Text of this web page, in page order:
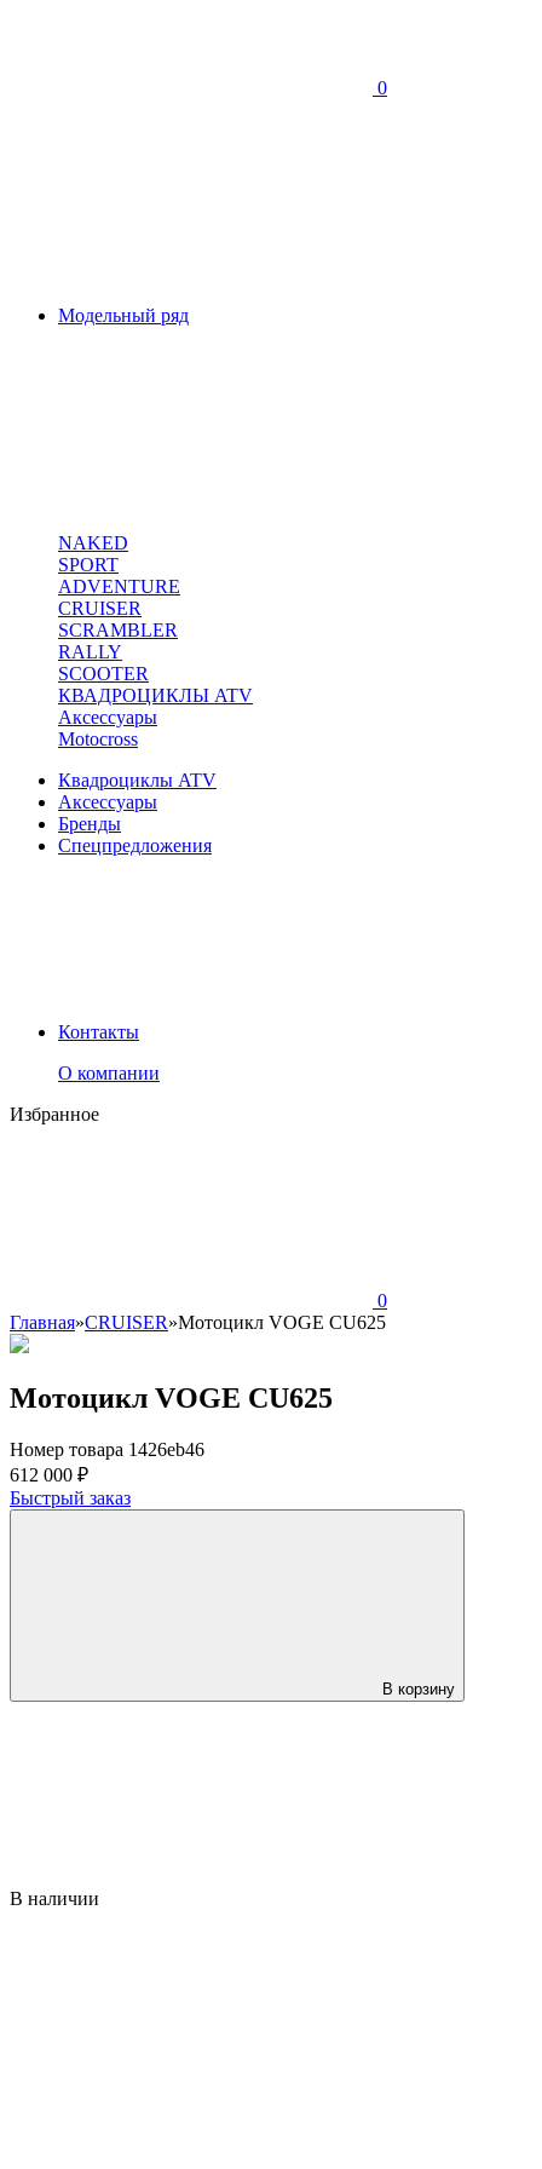
0
Модельный ряд
NAKED
SPORT
ADVENTURE
CRUISER
SCRAMBLER
RALLY
SCOOTER
КВАДРОЦИКЛЫ ATV
Аксессуары
Motocross
Квадроциклы ATV
Аксессуары
Бренды
Спецпредложения
Контакты
О компании
Избранное
0
Главная»CRUISER»Мотоцикл VOGE CU625
Мотоцикл VOGE CU625
Номер товара 1426eb46
612 000 ₽
Быстрый заказ
В корзину
В наличии